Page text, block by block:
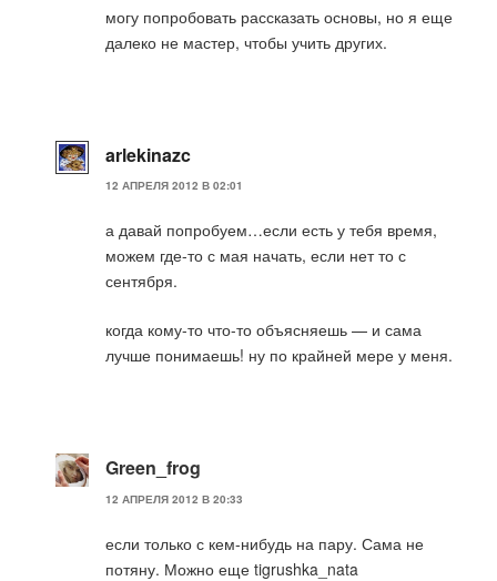
могу попробовать рассказать основы, но я еще
далеко не мастер, чтобы учить других.
arlekinazc
12 АПРЕЛЯ 2012 В 02:01
а давай попробуем…если есть у тебя время,
можем где-то с мая начать, если нет то с
сентября.
когда кому-то что-то объясняешь — и сама
лучше понимаешь! ну по крайней мере у меня.
Green_frog
12 АПРЕЛЯ 2012 В 20:33
если только с кем-нибудь на пару. Сама не
потяну. Можно еще tigrushka_nata